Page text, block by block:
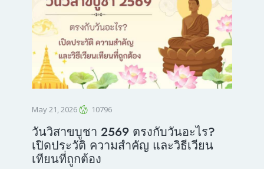
May 21, 2026 10796
วันวิสาขบูชา 2569 ตรงกับวันอะไร?
เปิดประวัติ ความสำคัญ และวิธีเวียน
เทียนที่ถูกต้อง